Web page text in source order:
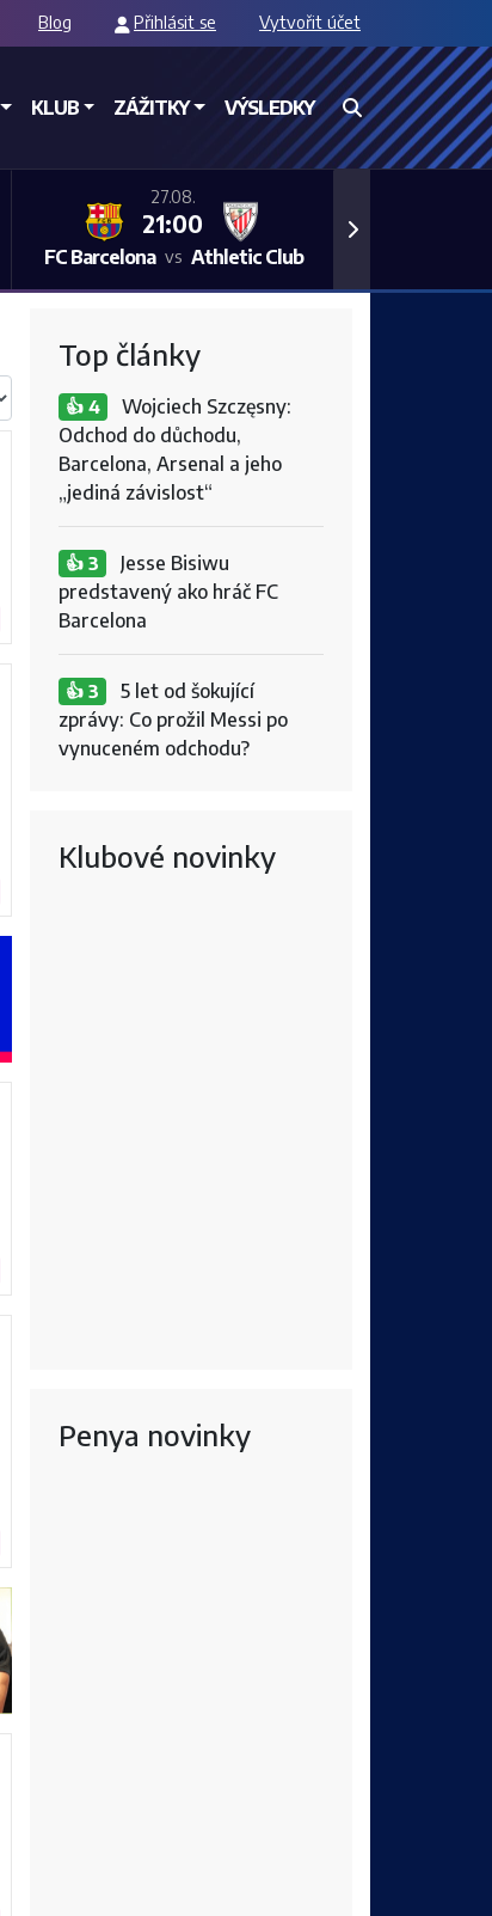
Blog Přihlásit se Vytvořit účet
KLUB ZÁŽITKY VÝSLEDKY
27.08.
21:00
FC Barcelona vs Athletic Club
Next
Top články
👍 4
Wojciech Szczęsny:
Odchod do důchodu,
Barcelona, Arsenal a jeho
„jediná závislost“
👍 3
Jesse Bisiwu
predstavený ako hráč FC
Barcelona
👍 3
5 let od šokující
zprávy: Co prožil Messi po
vynuceném odchodu?
Klubové novinky
Penya novinky